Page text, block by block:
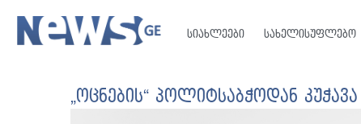
სიახლეები სახელისუფლებო
„ოცნების“ პოლიტსაბჭოდან